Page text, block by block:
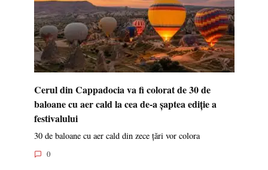
Cerul din Cappadocia va fi colorat de 30 de
baloane cu aer cald la cea de-a șaptea ediție a
festivalului
30 de baloane cu aer cald din zece țări vor colora
0